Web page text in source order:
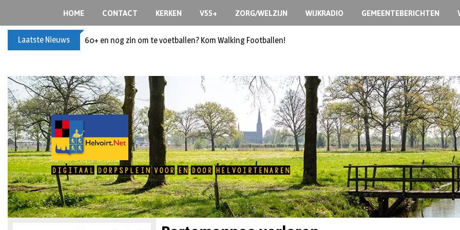
HOME CONTACT KERKEN V55+ ZORG/WELZIJN WIJKRADIO GEMEENTEBERICHTEN
Laatste Nieuws 60+ en nog zin om te voetballen? Kom Walking Footballen!